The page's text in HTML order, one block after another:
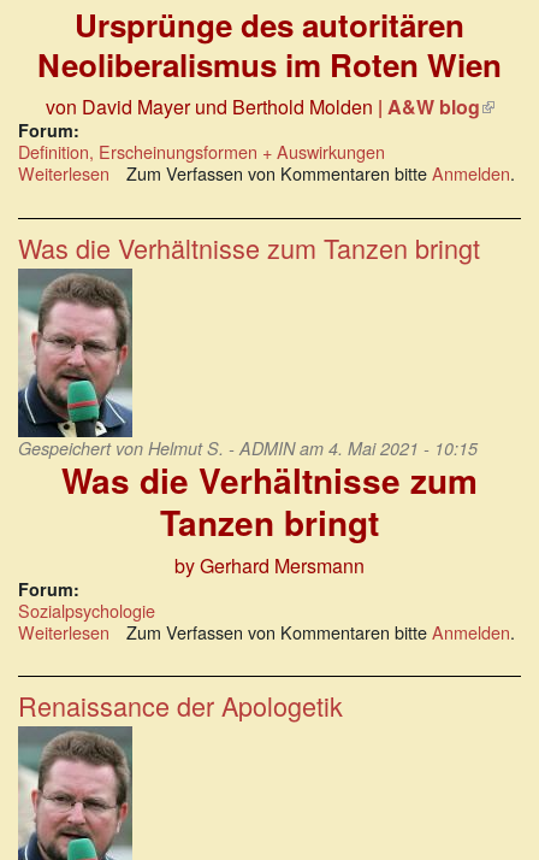
Ursprünge des autoritären
Neoliberalismus im Roten Wien
von David Mayer und Berthold Molden | A&W blog(Link
Forum:
Definition, Erscheinungsformen + Auswirkungen
Weiterlesen über
des
autoritären
Neoliberalismus
im
Roten
Wien
Zum Verfassen von Kommentaren bitteAnmelden.
Was die Verhältnisse zum Tanzen bringt
Gespeichert von Helmut S. - ADMINam 4. Mai 2021 - 10:15
Was die Verhältnisse zum
Tanzen bringt
by Gerhard Mersmann
Forum:
Sozialpsychologie
Weiterlesen über
die
Verhältnisse
zum
Tanzen
bringt
Zum Verfassen von Kommentaren bitteAnmelden.
Renaissance der Apologetik